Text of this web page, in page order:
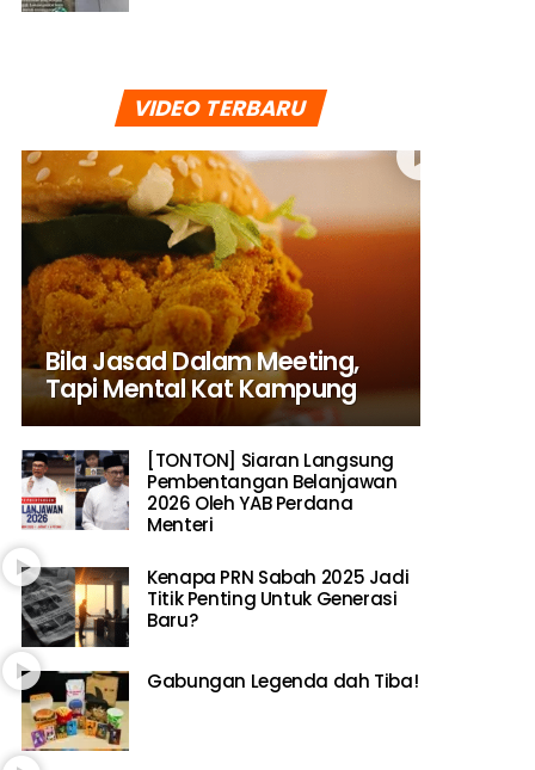
VIDEO TERBARU
Bila Jasad Dalam Meeting,
Tapi Mental Kat Kampung
[TONTON] Siaran Langsung
Pembentangan Belanjawan
2026 Oleh YAB Perdana
Menteri
Kenapa PRN Sabah 2025 Jadi
Titik Penting Untuk Generasi
Baru?
Gabungan Legenda dah Tiba!